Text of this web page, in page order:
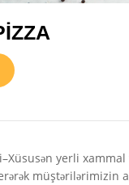
yerli
müştərilərimizin